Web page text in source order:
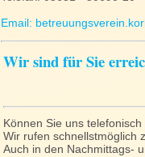
Email:
Wir sind für Sie
Können Sie uns
Wir rufen schnellstmöglich
Auch in den Nachmittags-